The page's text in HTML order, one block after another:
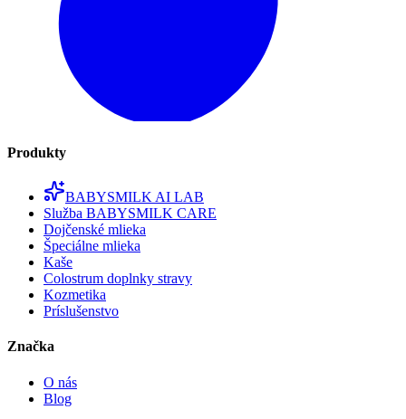
Produkty
BABYSMILK AI LAB
Služba BABYSMILK CARE
Dojčenské mlieka
Špeciálne mlieka
Kaše
Colostrum doplnky stravy
Kozmetika
Príslušenstvo
Značka
O nás
Blog